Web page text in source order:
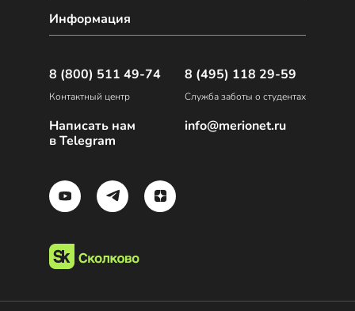
Информация
8 (800) 511 49-74
Контактный центр
Написать нам
в Telegram
8 (495) 118 29-59
Служба заботы о студентах
info@merionet.ru